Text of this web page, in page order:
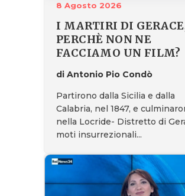
8 Agosto 2026
I MARTIRI DI
PERCHÈ NON NE
FACCIAMO UN FILM?
di Antonio Pio Condò
Partirono dalla Sicilia e dalla
Calabria, nel 1847, e
nella Locride- Distretto di
moti insurrezionali...